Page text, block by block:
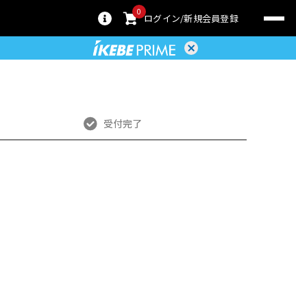
0
ログイン 新規会員登録
受付完了